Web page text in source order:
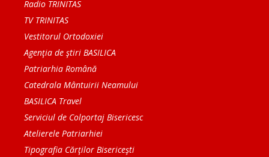
Radio TRINITAS
TV TRINITAS
Vestitorul Ortodoxiei
Agenţia de ştiri BASILICA
Patriarhia Română
Catedrala Mântuirii Neamului
BASILICA Travel
Serviciul de Colportaj Bisericesc
Atelierele Patriarhiei
Tipografia Cărţilor Bisericeşti